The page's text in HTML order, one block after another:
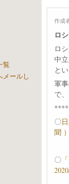
作成
ロ
ロ
中
と
軍
で
〇
聞 ）
〇
覧
メールし